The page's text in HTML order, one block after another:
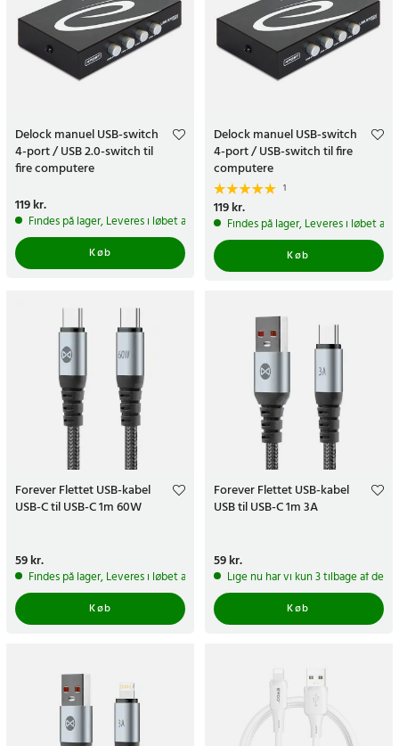
Delock manuel USB-switch
4-port / USB 2.0-switch til
fire computere
Pris:119 kr.
119 kr.
Findes på lager, Leveres i løbet af 1-2 hverdage
Køb
Delock manuel USB-switch
4-port / USB-switch til fire
computere
1
Pris:119 kr.
119 kr.
Findes på lager, Leveres i løbet af
Køb
Forever Flettet USB-kabel
USB-C til USB-C 1m 60W
Pris:59 kr.
59 kr.
Findes på lager, Leveres i løbet af 1-2 hverdage
Køb
Forever Flettet USB-kabel
USB til USB-C 1m 3A
Pris:59 kr.
59 kr.
Lige nu har vi kun 3 tilbage af
Køb